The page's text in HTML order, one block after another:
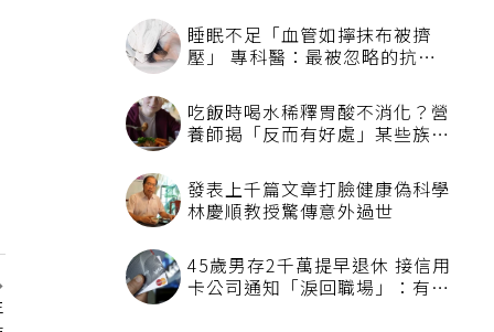
最新文章 看更多
壓」 專科醫：最被忽略的抗老
方法
吃飯時喝水稀釋胃酸不消化？營
養師揭「反而有好處」某些族群
才要禁